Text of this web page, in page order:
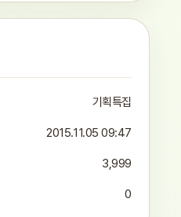
기획특집
2015.11.05 09:47
3,999
0